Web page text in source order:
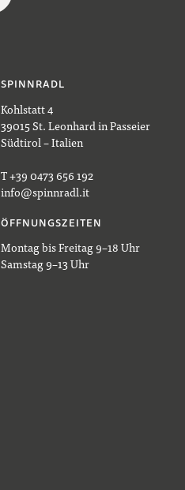
SPINNRADL
Kohlstatt 4
39015 St. Leonhard in Passeier
Südtirol – Italien
T +39 0473 656 192
info@spinnradl.it
ÖFFNUNGSZEITEN
Montag bis Freitag 9–18 Uhr
Samstag 9–13 Uhr